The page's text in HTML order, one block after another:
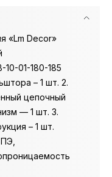
«Lm Decor»
10-01-180-185
– 1 шт. 2.
цепочный
— 1 шт. 3.
– 1 шт.